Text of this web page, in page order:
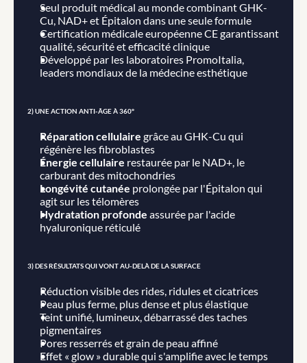
Seul produit médical au monde combinant GHK-
Cu, NAD+ et Épitalon dans une seule formule
Certification médicale européenne CE garantissant
qualité, sécurité et efficacité clinique
Développé par les laboratoires PromoItalia,
leaders mondiaux de la médecine esthétique
2) UNE ACTION ANTI-ÂGE À 360°
Réparation cellulaire grâce au GHK-Cu qui
régénère les fibroblastes
Énergie cellulaire restaurée par le NAD+, le
carburant des mitochondries
Longévité cutanée prolongée par l'Épitalon qui
agit sur les télomères
Hydratation profonde assurée par l'acide
hyaluronique réticulé
3) DES RÉSULTATS QUI VONT AU-DELÀ DE LA SURFACE
Réduction visible des rides, ridules et cicatrices
Peau plus ferme, plus dense et plus élastique
Teint unifié, lumineux, débarrassé des taches
pigmentaires
Pores resserrés et grain de peau affiné
Effet « glow » durable qui s'amplifie avec le temps